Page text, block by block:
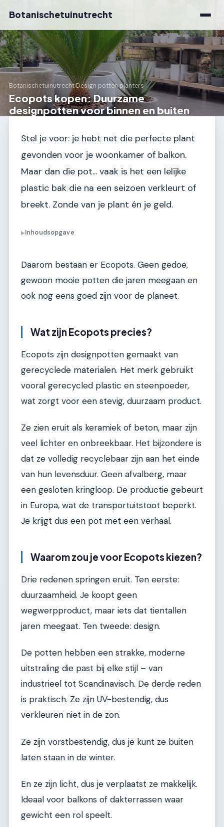
Botanischetuinutrecht
Botanischetuinutrecht›Design potten planters
Ecopots kopen: Duurzame
designpotten voor binnen en buiten
Stel je voor: je hebt net die perfecte plant
gevonden voor je woonkamer of balkon.
Maar dan die pot... vaak is het een lelijke
plastic bak die na een seizoen verkleurt of
breekt. Zonde van je plant én je geld.
▶Inhoudsopgave
Daarom bestaan er Ecopots. Geen gedoe,
gewoon mooie potten die jaren meegaan en
ook nog eens goed zijn voor de planeet.
Wat zijn Ecopots precies?
Ecopots zijn designpotten gemaakt van
gerecyclede materialen. Het merk gebruikt
vooral gerecycled plastic en steenpoeder,
wat zorgt voor een stevig, duurzaam product.
Ze zien eruit als keramiek of beton, maar zijn
veel lichter en onbreekbaar. Het bijzondere is
dat ze volledig recyclebaar zijn aan het einde
van hun levensduur. Geen afvalberg, maar
een gesloten kringloop. De productie gebeurt
in Europa, wat de transportuitstoot beperkt.
Je krijgt dus een pot met een verhaal.
Waarom zou je voor Ecopots kiezen?
Drie redenen springen eruit. Ten eerste:
duurzaamheid. Je koopt geen
wegwerpproduct, maar iets dat tientallen
jaren meegaat. Ten tweede: design.
De potten hebben een strakke, moderne
uitstraling die past bij elke stijl – van
industrieel tot Scandinavisch. De derde reden
is praktisch. Ze zijn UV-bestendig, dus
verkleuren niet in de zon.
Ze zijn vorstbestendig, dus je kunt ze buiten
laten staan in de winter.
En ze zijn licht, dus je verplaatst ze makkelijk.
Ideaal voor balkons of dakterrassen waar
gewicht een rol speelt.